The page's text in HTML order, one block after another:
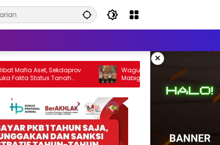
×
Aset, Sekdaprov
Tanah
Wagub Jihan Kukuhkan Pengurus
Mabigus dan Pembina Gudep UIN Raden
Intan, Dorong Pramuka Perkuat Karakter